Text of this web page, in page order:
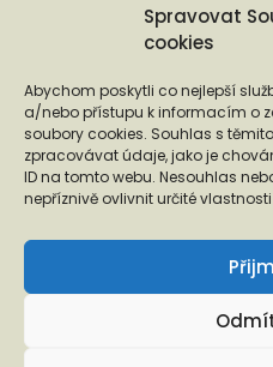
Spravovat
cookies
Abychom poskytli co nejlepší
a/nebo přístupu k informacím o
soubory cookies. Souhlas s
zpracovávat údaje, jako je
ID na tomto webu. Nesouhlas
nepříznivě ovlivnit určité
Podporují nás...
❬